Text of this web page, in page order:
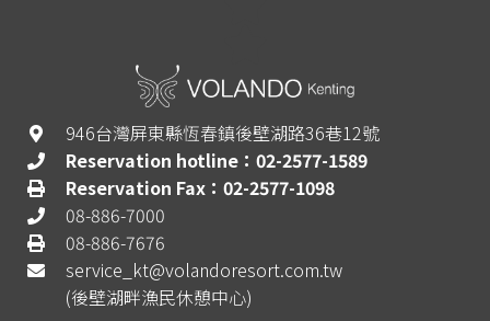
946台灣屏東縣恆春鎮後壁湖路36巷12號
Reservation hotline：02-2577-1589
Reservation Fax：02-2577-1098
08-886-7000
08-886-7676
service_kt@volandoresort.com.tw
(後壁湖畔漁民休憩中心)